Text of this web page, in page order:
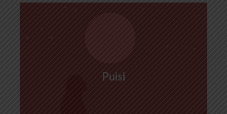
Puisi